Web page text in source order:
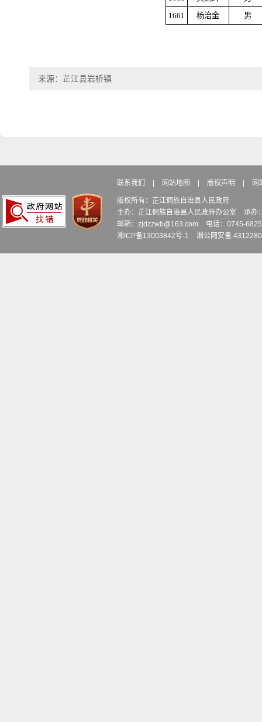
1661
杨治金 男
来源：芷江县岩桥镇
联系我们 网站地图 版权声明 网
版权所有：芷江侗族自治县人民政府
主办：芷江侗族自治县人民政府办公室
承办
邮箱：zjdzzwb@163.com
电话：0745-
湘ICP备13003842号-1
湘公网安备